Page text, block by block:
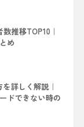
推移TOP10｜
め
詳しく解説｜
ドできない時の